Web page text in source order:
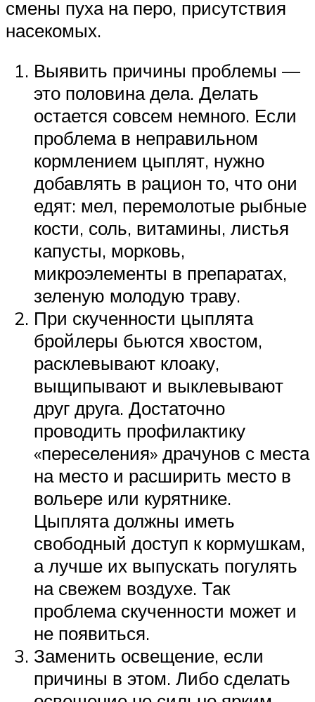
смены пуха на перо, присутствия
насекомых.
Выявить причины проблемы —
это половина дела. Делать
остается совсем немного. Если
проблема в неправильном
кормлением цыплят, нужно
добавлять в рацион то, что они
едят: мел, перемолотые рыбные
кости, соль, витамины, листья
капусты, морковь,
микроэлементы в препаратах,
зеленую молодую траву.
При скученности цыплята
бройлеры бьются хвостом,
расклевывают клоаку,
выщипывают и выклевывают
друг друга. Достаточно
проводить профилактику
«переселения» драчунов с места
на место и расширить место в
вольере или курятнике.
Цыплята должны иметь
свободный доступ к кормушкам,
а лучше их выпускать погулять
на свежем воздухе. Так
проблема скученности может и
не появиться.
Заменить освещение, если
причины в этом. Либо сделать